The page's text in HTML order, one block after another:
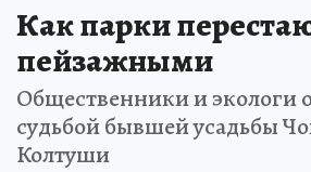
Как парки
пейзажными
Общественники и экологи
судьбой бывшей усадьбы
Колтуши